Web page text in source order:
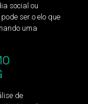
social ou
ser o elo que
uma
de